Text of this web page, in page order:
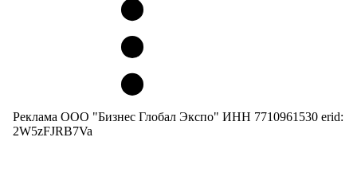
Реклама ООО "Бизнес Глобал Экспо" ИНН 7710961530 erid:
2W5zFJRB7Va